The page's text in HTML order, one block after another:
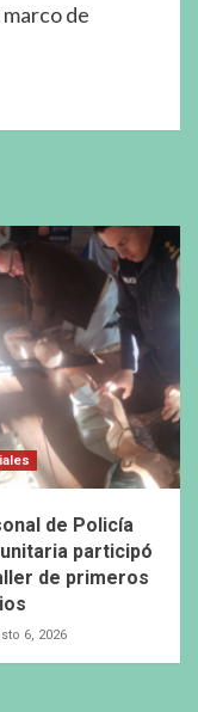
de
de Policía
participó
de primeros
6, 2026